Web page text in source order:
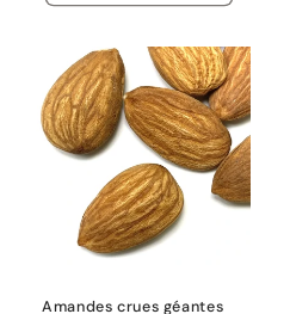
Amandes crues géantes